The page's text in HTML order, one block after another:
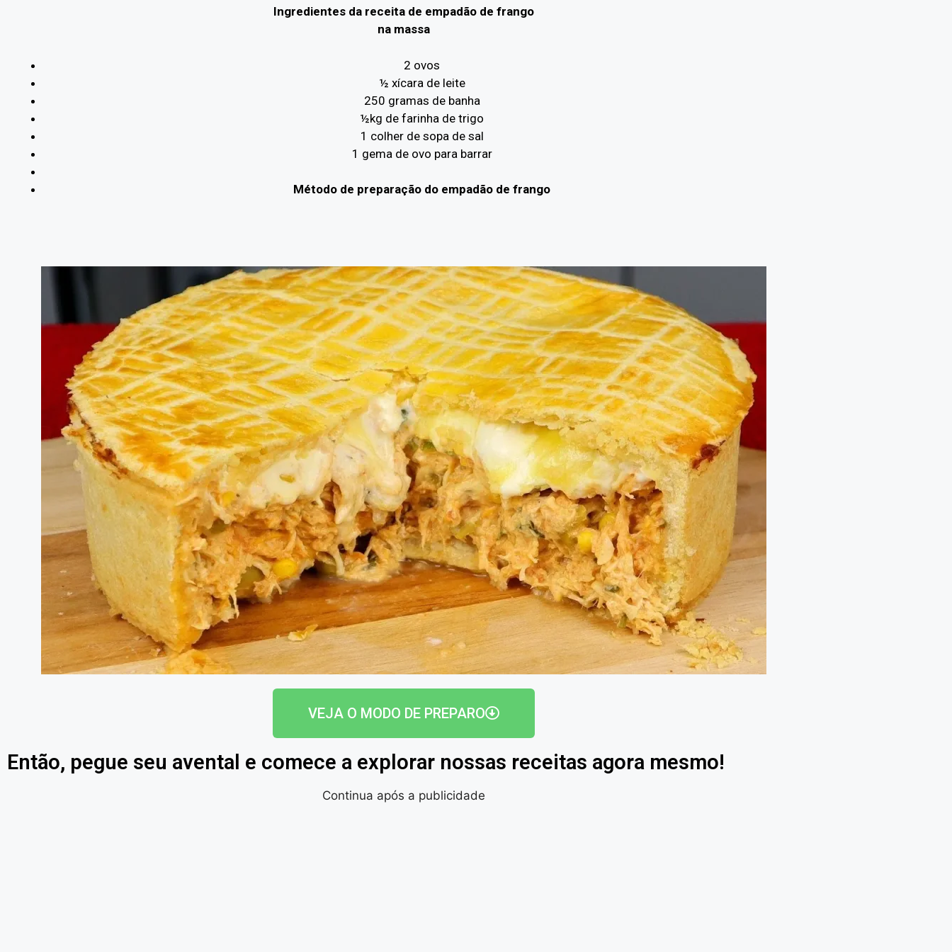
Ingredientes da receita de empadão de frango
na massa
2 ovos
½ xícara de leite
250 gramas de banha
½kg de farinha de trigo
1 colher de sopa de sal
1 gema de ovo para barrar
Método de preparação do empadão de frango
VEJA O MODO DE PREPARO
Então, pegue seu avental e comece a explorar nossas receitas agora mesmo!
Continua após a publicidade